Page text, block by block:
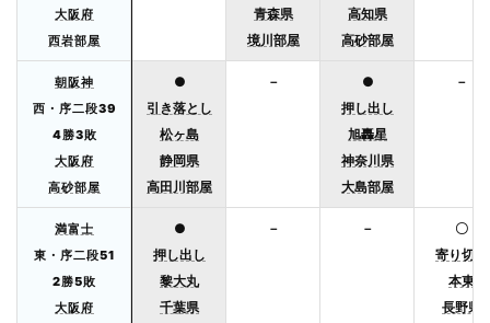
大阪府
西岩部屋
青森県
境川部屋
高知県
高砂部屋
朝阪神
西・序二段39
4勝3敗
大阪府
高砂部屋
●
引き落とし
松ヶ島
静岡県
高田川部屋
－
●
押し出し
旭轟星
神奈川県
大島部屋
－
満富士
東・序二段51
2勝5敗
大阪府
●
押し出し
黎大丸
千葉県
－ －
〇
寄り切り
本東
長野県